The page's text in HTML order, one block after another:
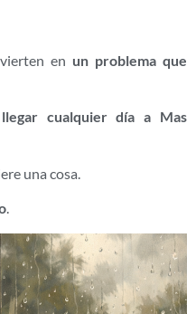
en un problema que
cualquier día a Mas
una cosa.
.